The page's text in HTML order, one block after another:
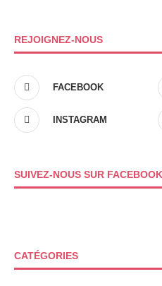
REJOIGNEZ-NOUS
FACEBOOK
INSTAGRAM
SUIVEZ-NOUS SUR FACEBOOK
CATÉGORIES